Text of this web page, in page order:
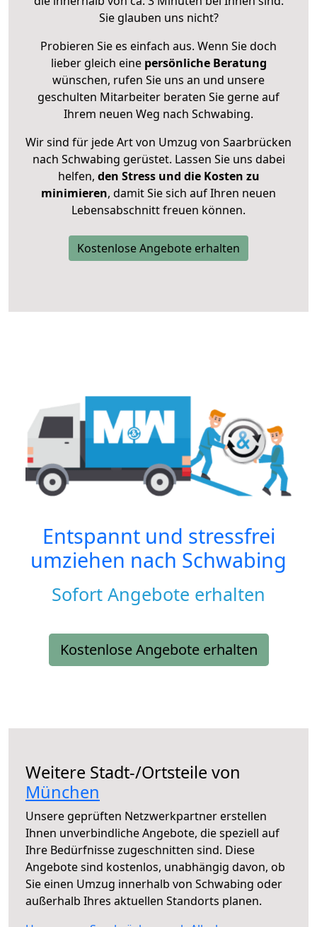
Sie glauben uns nicht?
Probieren Sie es einfach aus. Wenn Sie doch
lieber gleich eine persönliche Beratung
wünschen, rufen Sie uns an und unsere
geschulten Mitarbeiter beraten Sie gerne auf
Ihrem neuen Weg nach Schwabing.
Wir sind für jede Art von Umzug von Saarbrücken
nach Schwabing gerüstet. Lassen Sie uns dabei
helfen, den Stress und die Kosten zu
minimieren, damit Sie sich auf Ihren neuen
Lebensabschnitt freuen können.
Kostenlose Angebote erhalten
Entspannt und stressfrei
umziehen nach Schwabing
Sofort Angebote erhalten
Kostenlose Angebote erhalten
Weitere Stadt-/Ortsteile von
München
Unsere geprüften Netzwerkpartner erstellen
Ihnen unverbindliche Angebote, die speziell auf
Ihre Bedürfnisse zugeschnitten sind. Diese
Angebote sind kostenlos, unabhängig davon, ob
Sie einen Umzug innerhalb von Schwabing oder
außerhalb Ihres aktuellen Standorts planen.